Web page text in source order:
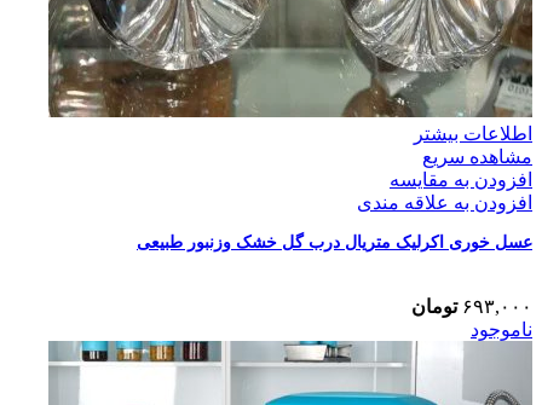
اطلاعات بیشتر
مشاهده سریع
افزودن به مقایسه
افزودن به علاقه مندی
عسل خوری اکرلیک متریال درب گل خشک وزنبور طبیعی
۶۹۳,۰۰۰ تومان
ناموجود